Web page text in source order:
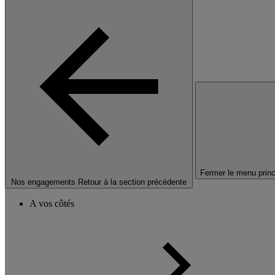
Nos engagements Retour à la section précédente
Fermer le menu
A vos côtés